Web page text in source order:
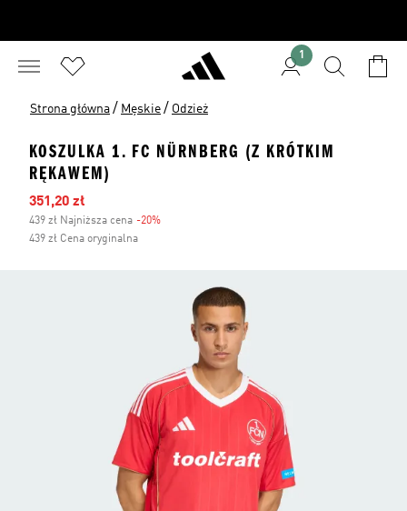
1
Strona główna / Męskie / Odzież
KOSZULKA 1. FC NÜRNBERG (Z KRÓTKIM
RĘKAWEM)
Ceny na wyprzedaży
351,20 zł
439 zł Najniższa cena -20%
439 zł Cena oryginalna